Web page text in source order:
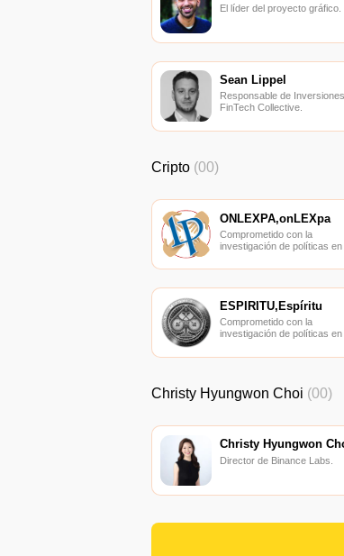
El líder del proyecto gráfico.
Sean Lippel
Responsable de
FinTech Collective.
Cripto (00)
ONLEXPA,onLEXpa
Comprometido con la
investigación de políticas en
finanzas, las finanzas
ESPÍRITU,Espíritu
Comprometido con la
investigación de políticas en
finanzas, las finanzas
Christy Hyungwon Choi (00)
Christy Hyungwon
Director de Binance Labs.